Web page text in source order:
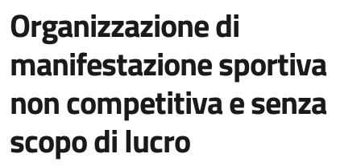
Organizzazione di
manifestazione sportiva
non competitiva e senza
scopo di lucro